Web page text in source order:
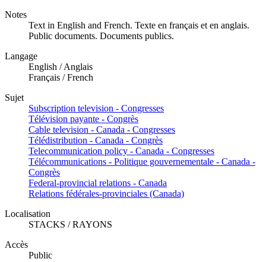
Notes
Text in English and French. Texte en français et en anglais.
Public documents. Documents publics.
Langage
English / Anglais
Français / French
Sujet
Subscription television - Congresses
Télévision payante - Congrès
Cable television - Canada - Congresses
Télédistribution - Canada - Congrès
Telecommunication policy - Canada - Congresses
Télécommunications - Politique gouvernementale - Canada -
Congrès
Federal-provincial relations - Canada
Relations fédérales-provinciales (Canada)
Localisation
STACKS / RAYONS
Accès
Public